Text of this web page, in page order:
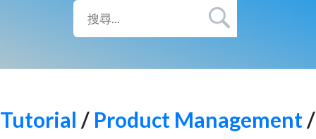
Tutorial / Product Management /